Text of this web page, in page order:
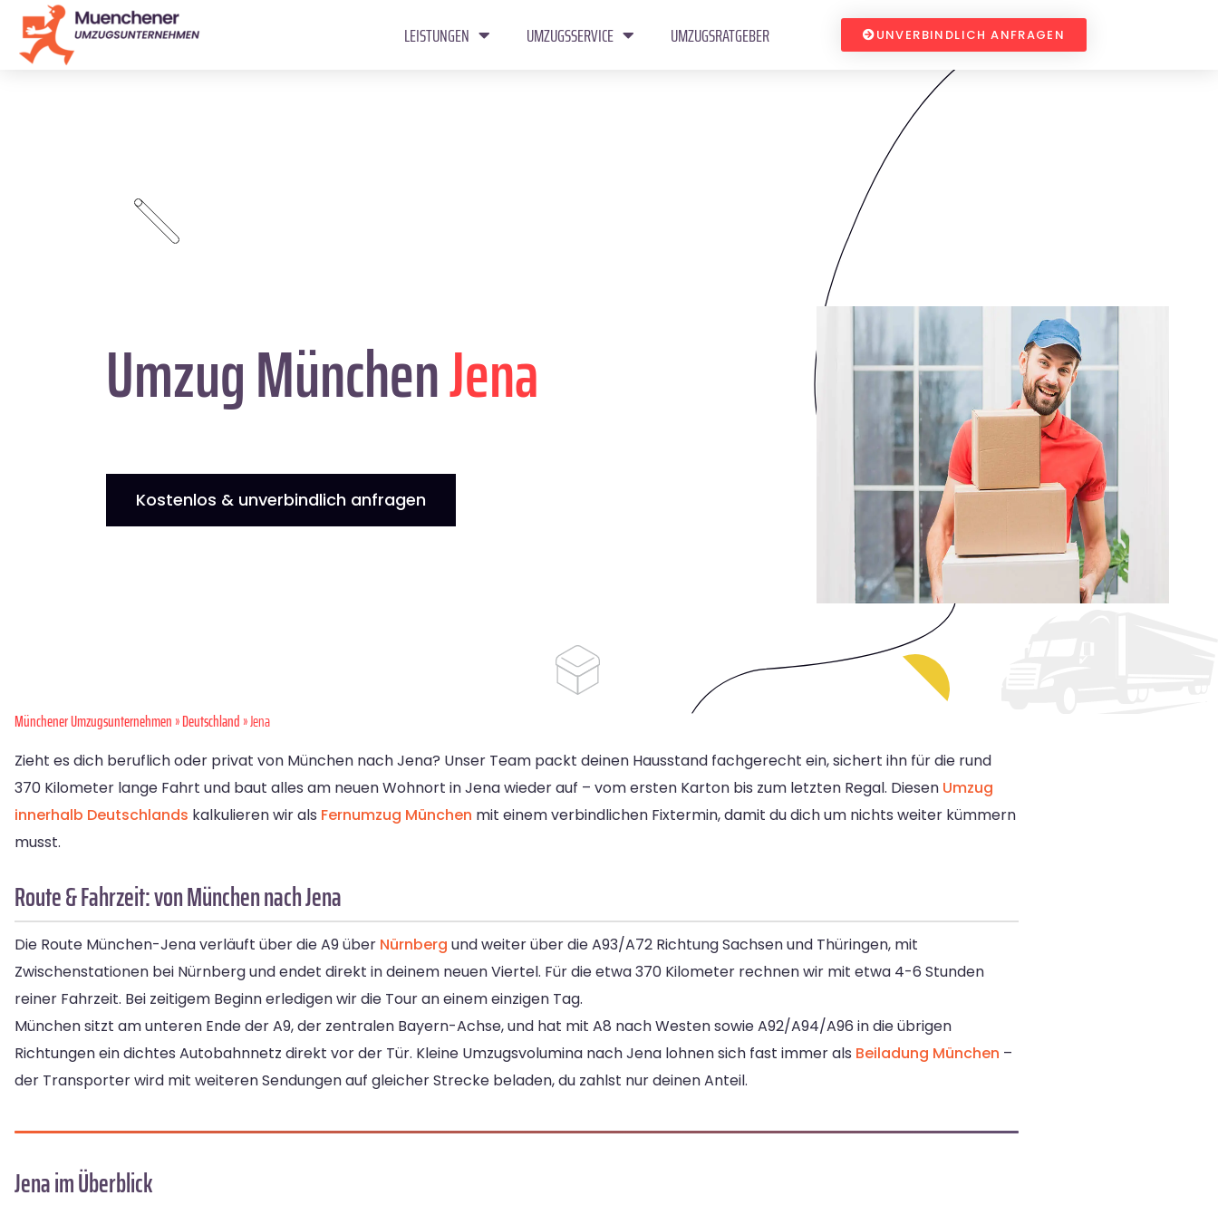
LEISTUNGEN UMZUGSSERVICE UMZUGSRATGEBER UNVERBINDLICH ANFRAGEN
Umzug MünchenJena
Kostenlos & unverbindlich anfragen
Münchener Umzugsunternehmen»Deutschland» Jena
Zieht es dich beruflich oder privat von München nach Jena? Unser Team packt deinen Hausstand fachgerecht ein, sichert ihn für die rund
370 Kilometer lange Fahrt und baut alles am neuen Wohnort in Jena wieder auf – vom ersten Karton bis zum letzten Regal. Diesen Umzug
innerhalb Deutschlands kalkulieren wir als Fernumzug München mit einem verbindlichen Fixtermin, damit du dich um nichts weiter kümmern
musst.
Route & Fahrzeit: von München nach Jena
Die Route München-Jena verläuft über die A9 über Nürnberg und weiter über die A93/A72 Richtung Sachsen und Thüringen, mit
Zwischenstationen bei Nürnberg und endet direkt in deinem neuen Viertel. Für die etwa 370 Kilometer rechnen wir mit etwa 4-6 Stunden
reiner Fahrzeit. Bei zeitigem Beginn erledigen wir die Tour an einem einzigen Tag.
München sitzt am unteren Ende der A9, der zentralen Bayern-Achse, und hat mit A8 nach Westen sowie A92/A94/A96 in die übrigen
Richtungen ein dichtes Autobahnnetz direkt vor der Tür. Kleine Umzugsvolumina nach Jena lohnen sich fast immer als Beiladung München –
der Transporter wird mit weiteren Sendungen auf gleicher Strecke beladen, du zahlst nur deinen Anteil.
Jena im Überblick